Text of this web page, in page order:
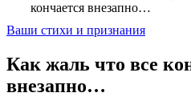
кончается внезапно…
Ваши стихи и признания
Как жаль что все
внезапно…